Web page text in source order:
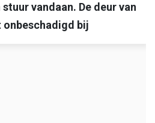
vandaan. De deur van
bij